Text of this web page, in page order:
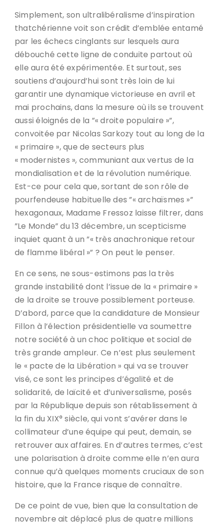
Simplement, son ultralibéralisme d’inspiration
thatchérienne voit son crédit d’emblée entamé
par les échecs cinglants sur lesquels aura
débouché cette ligne de conduite partout où
elle aura été expérimentée. Et surtout, ses
soutiens d’aujourd’hui sont très loin de lui
garantir une dynamique victorieuse en avril et
mai prochains, dans la mesure où ils se trouvent
aussi éloignés de la ”« droite populaire »”,
convoitée par Nicolas Sarkozy tout au long de la
« primaire », que de secteurs plus
« modernistes », communiant aux vertus de la
mondialisation et de la révolution numérique.
Est-ce pour cela que, sortant de son rôle de
pourfendeuse habituelle des ”« archaïsmes »”
hexagonaux, Madame Fressoz laisse filtrer, dans
”Le Monde” du 13 décembre, un scepticisme
inquiet quant à un ”« très anachronique retour
de flamme libéral »” ? On peut le penser.
En ce sens, ne sous-estimons pas la très
grande instabilité dont l’issue de la « primaire »
de la droite se trouve possiblement porteuse.
D’abord, parce que la candidature de Monsieur
Fillon à l’élection présidentielle va soumettre
notre société à un choc politique et social de
très grande ampleur. Ce n’est plus seulement
le « pacte de la Libération » qui va se trouver
visé, ce sont les principes d’égalité et de
solidarité, de laïcité et d’universalisme, posés
par la République depuis son rétablissement à
la fin du XIX° siècle, qui vont s’avérer dans le
collimateur d’une équipe qui peut, demain, se
retrouver aux affaires. En d’autres termes, c’est
une polarisation à droite comme elle n’en aura
connue qu’à quelques moments cruciaux de son
histoire, que la France risque de connaître.
De ce point de vue, bien que la consultation de
novembre ait déplacé plus de quatre millions